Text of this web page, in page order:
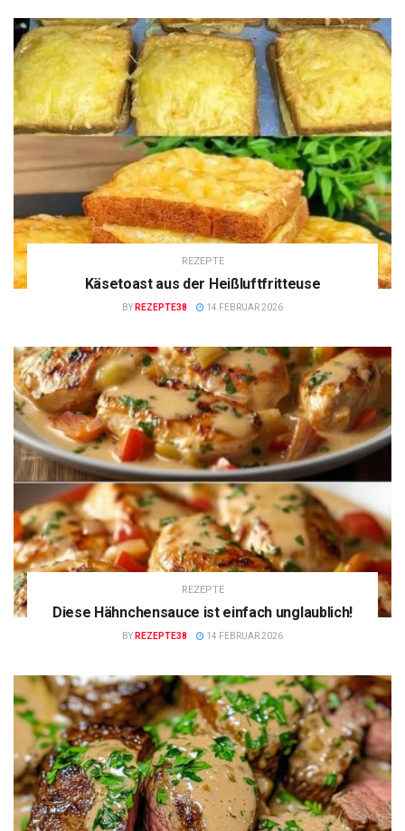
REZEPTE
Käsetoast aus der Heißluftfritteuse
BY REZEPTE38 14 FEBRUAR 2026
REZEPTE
Diese Hähnchensauce ist einfach unglaublich!
BY REZEPTE38 14 FEBRUAR 2026